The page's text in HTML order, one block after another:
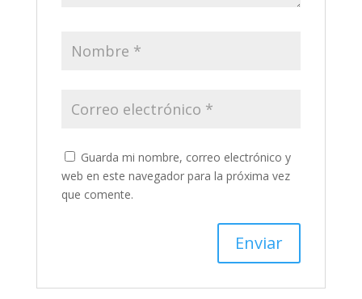
Guarda mi nombre, correo electrónico y
web en este navegador para la próxima vez
que comente.